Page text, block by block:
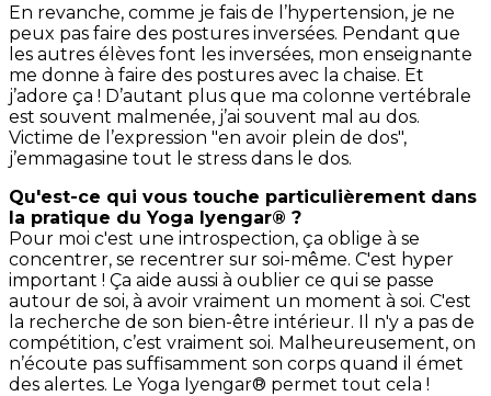
En revanche, comme je fais de l’hypertension, je ne
peux pas faire des postures inversées. Pendant que
les autres élèves font les inversées, mon enseignante
me donne à faire des postures avec la chaise. Et
j’adore ça ! D’autant plus que ma colonne vertébrale
est souvent malmenée, j’ai souvent mal au dos.
Victime de l’expression "en avoir plein de dos",
j’emmagasine tout le stress dans le dos.
Qu'est-ce qui vous touche particulièrement dans
la pratique du Yoga Iyengar® ?
Pour moi c'est une introspection, ça oblige à se
concentrer, se recentrer sur soi-même. C'est hyper
important ! Ça aide aussi à oublier ce qui se passe
autour de soi, à avoir vraiment un moment à soi. C'est
la recherche de son bien-être intérieur. Il n'y a pas de
compétition, c’est vraiment soi. Malheureusement, on
n’écoute pas suffisamment son corps quand il émet
des alertes. Le Yoga Iyengar® permet tout cela !